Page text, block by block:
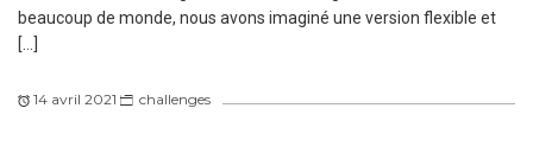
beaucoup de monde, nous avons imaginé une version flexible et
[…]
14 avril 2021 challenges